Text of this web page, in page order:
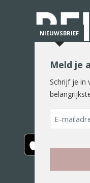
De
NIEUWSBRIEF
Meld je
Schrijf je in
E-
mailadres